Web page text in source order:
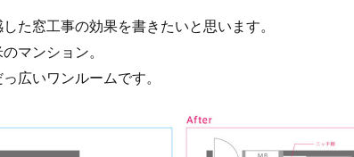
た窓工事の効果を書きたいと思います。
マンション。
広いワンルームです。